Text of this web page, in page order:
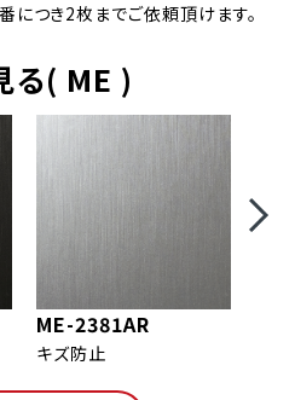
つき2枚までご依頼頂けます。
る( ME )
ME-2381AR
キズ防止